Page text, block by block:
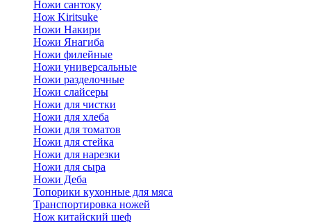
Ножи сантоку
Нож Kiritsuke
Ножи Накири
Ножи Янагиба
Ножи филейные
Ножи универсальные
Ножи разделочные
Ножи слайсеры
Ножи для чистки
Ножи для хлеба
Ножи для томатов
Ножи для стейка
Ножи для нарезки
Ножи для сыра
Ножи Деба
Топорики кухонные для мяса
Транспортировка ножей
Нож китайский шеф